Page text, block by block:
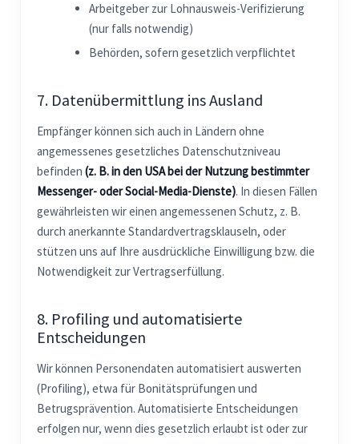
Arbeitgeber zur Lohnausweis-Verifizierung
(nur falls notwendig)
Behörden, sofern gesetzlich verpflichtet
7. Datenübermittlung ins Ausland
Empfänger können sich auch in Ländern ohne
angemessenes gesetzliches Datenschutzniveau
befinden (z. B. in den USA bei der Nutzung bestimmter
Messenger- oder Social-Media-Dienste). In diesen Fällen
gewährleisten wir einen angemessenen Schutz, z. B.
durch anerkannte Standardvertragsklauseln, oder
stützen uns auf Ihre ausdrückliche Einwilligung bzw. die
Notwendigkeit zur Vertragserfüllung.
8. Profiling und automatisierte
Entscheidungen
Wir können Personendaten automatisiert auswerten
(Profiling), etwa für Bonitätsprüfungen und
Betrugsprävention. Automatisierte Entscheidungen
erfolgen nur, wenn dies gesetzlich erlaubt ist oder zur